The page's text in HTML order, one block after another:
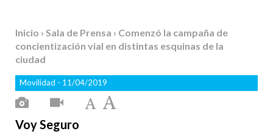
Inicio › Sala de Prensa › Comenzó la campaña de
concientización vial en distintas esquinas de la
ciudad
Movilidad - 11/04/2019
Voy Seguro